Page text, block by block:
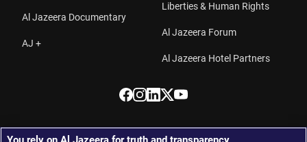
Al Jazeera Documentary
AJ +
Liberties & Human Rights
Al Jazeera Forum
Al Jazeera Hotel Partners